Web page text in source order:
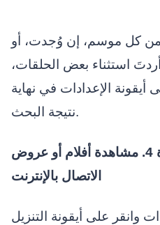
من كل موسم، إن وُجدت، أو
أردتَ استثناء بعض الحلقات،
الإعدادات في نهاية
نتيجة البحث.
الخطوة 4. مشاهدة أفلام أو عروض Netflix دون
الاتصال بالإنترنت
وانقر على أيقونة التنزيل